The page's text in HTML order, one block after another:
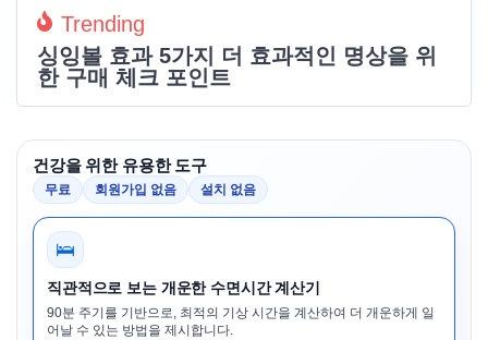
Trending
싱잉볼 효과 5가지 더 효과적인 명상을 위
한 구매 체크 포인트
건강을 위한 유용한 도구
무료 회원가입 없음 설치 없음
🛌
직관적으로 보는 개운한 수면시간 계산기
90분 주기를 기반으로, 최적의 기상 시간을 계산하여 더 개운하게 일
어날 수 있는 방법을 제시합니다.